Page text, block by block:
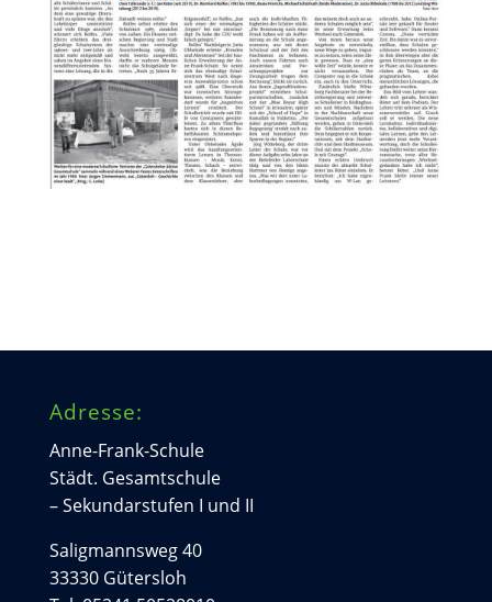
Adresse:
Anne-Frank-Schule
Städt. Gesamtschule
– Sekundarstufen I und II
Saligmannsweg 40
33330 Gütersloh